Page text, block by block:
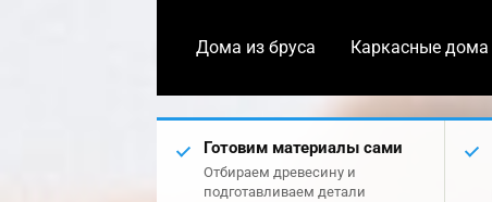
Дома из бруса Каркасные дома
Готовим материалы сами
Отбираем древесину и
подготавливаем детали